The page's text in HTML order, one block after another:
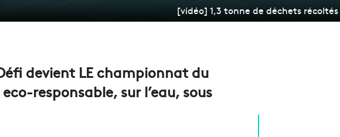
[vidéo] 1,3 tonne de déchets
devient LE championnat du
responsable, sur l’eau, sous